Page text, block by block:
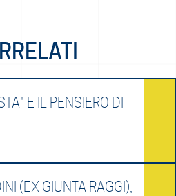
E IL PENSIERO DI
(EX GIUNTA RAGGI),